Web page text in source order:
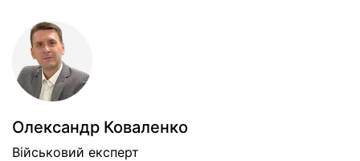
Олександр Коваленко
Військовий експерт